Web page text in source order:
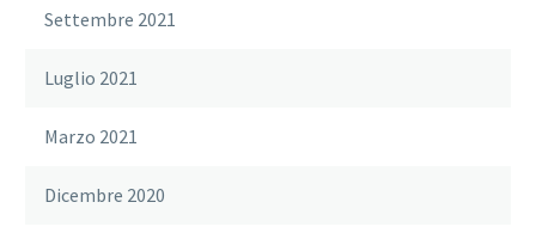
Settembre 2021
Luglio 2021
Marzo 2021
Dicembre 2020